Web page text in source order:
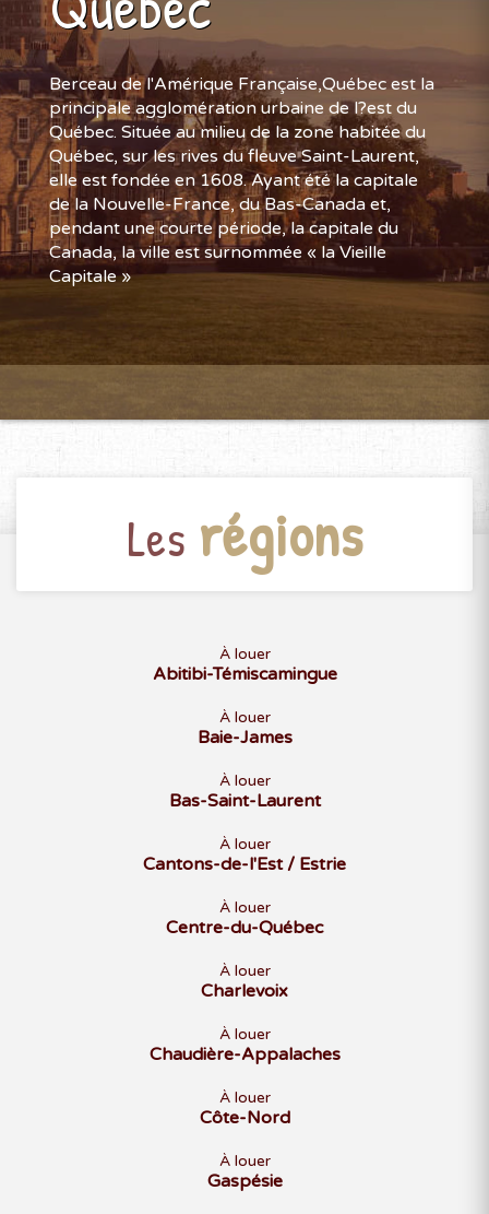
Berceau de l'Amérique Française,Québec est la
principale agglomération urbaine de l?est du
Québec. Située au milieu de la zone habitée du
Québec, sur les rives du fleuve Saint-Laurent,
elle est fondée en 1608. Ayant été la capitale
de la Nouvelle-France, du Bas-Canada et,
pendant une courte période, la capitale du
Canada, la ville est surnommée « la Vieille
Capitale »
Les régions
À louer
Abitibi-Témiscamingue
À louer
Baie-James
À louer
Bas-Saint-Laurent
À louer
Cantons-de-l'Est / Estrie
À louer
Centre-du-Québec
À louer
Charlevoix
À louer
Chaudière-Appalaches
À louer
Côte-Nord
À louer
Gaspésie